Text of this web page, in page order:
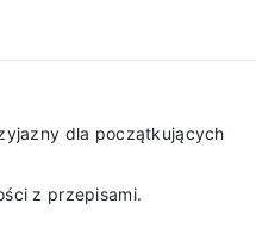
dla początkujących
z przepisami.